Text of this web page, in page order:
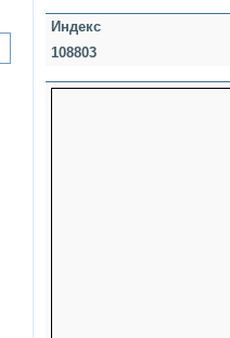
Индекс
108803